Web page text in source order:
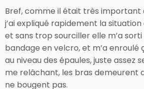
Bref, comme il était très important
j’ai expliqué rapidement la
et sans trop sourciller elle m’a
bandage en velcro, et m’a enroulé
au niveau des épaules, juste assez
me relâchant, les bras demeurent
ne bougent pas.